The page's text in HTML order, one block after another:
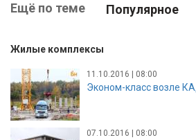
Ещё по теме Популярное
Жилые комплексы
11.10.2016 | 08:00
Эконом-класс возле
07.10.2016 | 08:00